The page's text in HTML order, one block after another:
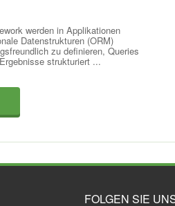
werden in Applikationen
Datenstrukturen (ORM)
zu definieren, Queries
strukturiert ...
FOLGEN SIE